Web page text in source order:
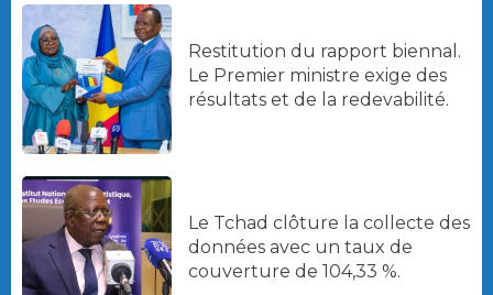
Restitution du rapport biennal.
Le Premier ministre exige des
résultats et de la redevabilité.
Le Tchad clôture la collecte des
données avec un taux de
couverture de 104,33 %.